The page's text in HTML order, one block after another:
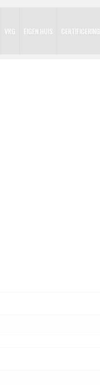
VKG EIGEN HUIS CERTIFICERING